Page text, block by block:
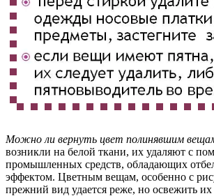
Можно ли вернуть цвет полинявшим
возникли на белой ткани, их удаляют с
промышленных средств, обладающих
эффектом. Цветным вещам, особенно с
прежний вид удается реже, но освежить